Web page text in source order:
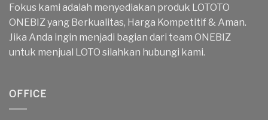
Fokus kami adalah menyediakan produk LOTOTO
ONEBIZ yang Berkualitas, Harga Kompetitif & Aman.
Jika Anda ingin menjadi bagian dari team ONEBIZ
untuk menjual LOTO silahkan hubungi kami.
OFFICE